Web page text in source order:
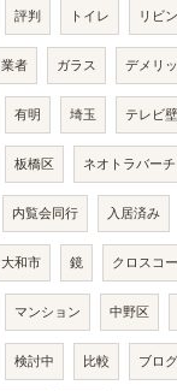
評判 トイレ リビ
業者 ガラス デメリ
有明 埼玉 テレビ
板橋区 ネオトラバー
内覧会同行 入居済み
大和市 鏡 クロスコ
マンション 中野区
検討中 比較 ブログ